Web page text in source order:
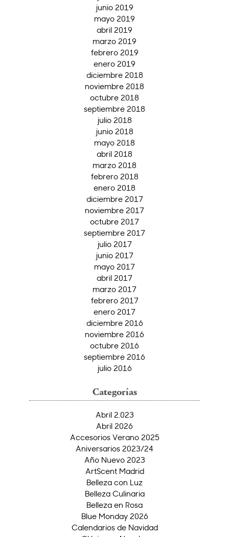
junio 2019
mayo 2019
abril 2019
marzo 2019
febrero 2019
enero 2019
diciembre 2018
noviembre 2018
octubre 2018
septiembre 2018
julio 2018
junio 2018
mayo 2018
abril 2018
marzo 2018
febrero 2018
enero 2018
diciembre 2017
noviembre 2017
octubre 2017
septiembre 2017
julio 2017
junio 2017
mayo 2017
abril 2017
marzo 2017
febrero 2017
enero 2017
diciembre 2016
noviembre 2016
octubre 2016
septiembre 2016
julio 2016
Categorías
Abril 2.023
Abril 2026
Accesorios Verano 2025
Aniversarios 2023/24
Año Nuevo 2023
ArtScent Madrid
Belleza con Luz
Belleza Culinaria
Belleza en Rosa
Blue Monday 2026
Calendarios de Navidad